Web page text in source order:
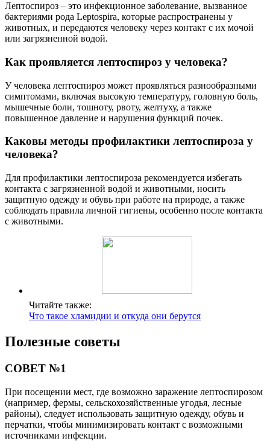
Лептоспироз – это инфекционное заболевание, вызванное
бактериями рода Leptospira, которые распространены у
животных, и передаются человеку через контакт с их мочой
или загрязненной водой.
Как проявляется лептоспироз у человека?
У человека лептоспироз может проявляться разнообразными
симптомами, включая высокую температуру, головную боль,
мышечные боли, тошноту, рвоту, желтуху, а также
повышенное давление и нарушения функций почек.
Каковы методы профилактики лептоспироза у
человека?
Для профилактики лептоспироза рекомендуется избегать
контакта с загрязненной водой и животными, носить
защитную одежду и обувь при работе на природе, а также
соблюдать правила личной гигиены, особенно после контакта
с животными.
Читайте также:
Что такое хламидии и откуда они берутся
Полезные советы
СОВЕТ №1
При посещении мест, где возможно заражение лептоспирозом
(например, фермы, сельскохозяйственные угодья, лесные
районы), следует использовать защитную одежду, обувь и
перчатки, чтобы минимизировать контакт с возможными
источниками инфекции.